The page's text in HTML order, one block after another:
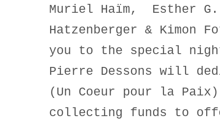
Muriel Haïm, Esther
Hatzenberger & Kimon
you to the special
Pierre Dessons will
(Un Coeur pour la
collecting funds to